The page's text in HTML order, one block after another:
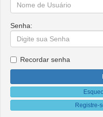
Senha:
Recordar senha
Registre-